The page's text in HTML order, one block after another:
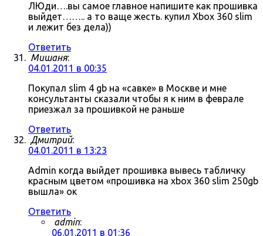
ЛЮди….вы самое главное напишите как прошивка
выйдет…….. а то ваще жесть. купил Xbox 360 slim
и лежит без дела))
Ответить
Мишаня:
04.01.2011 в 00:35
Покупал slim 4 gb на «савке» в Москве и мне
консультанты сказали чтобы я к ним в феврале
приезжал за прошивкой не раньше
Ответить
Дмитрий:
04.01.2011 в 13:23
Admin когда выйдет прошивка вывесь табличку
красным цветом «прошивка на xbox 360 slim 250gb
вышла» ок
Ответить
admin:
06.01.2011 в 01:36